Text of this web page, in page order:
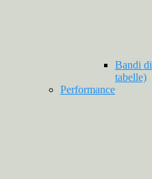
Bandi
tabelle)
Performance